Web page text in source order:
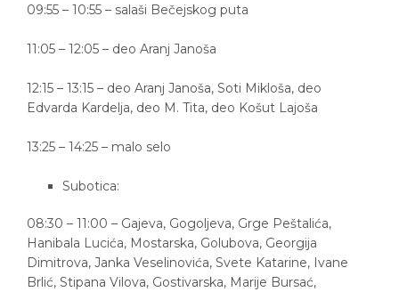
09:55 – 10:55 – salaši Bečejskog puta
11:05 – 12:05 – deo Aranj Janoša
12:15 – 13:15 – deo Aranj Janoša, Soti Mikloša, deo
Edvarda Kardelja, deo M. Tita, deo Košut Lajoša
13:25 – 14:25 – malo selo
Subotica:
08:30 – 11:00 – Gajeva, Gogoljeva, Grge Peštalića,
Hanibala Lucića, Mostarska, Golubova, Georgija
Dimitrova, Janka Veselinovića, Svete Katarine, Ivane
Brlić, Stipana Vilova, Gostivarska, Marije Bursać,